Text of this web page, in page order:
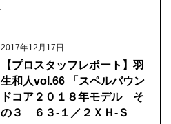
2017年12月17日
【プロスタッフレポート】羽
生和人vol.66 「スペルバウン
ドコア２０１８年モデル そ
の３ ６３‐１／２ＸＨ‐Ｓ